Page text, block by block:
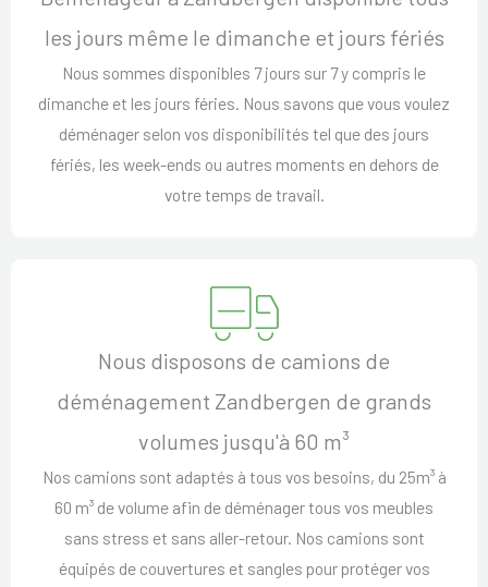
les jours même le dimanche et jours fériés
Nous sommes disponibles 7 jours sur 7 y compris le
dimanche et les jours féries. Nous savons que vous voulez
déménager selon vos disponibilités tel que des jours
fériés, les week-ends ou autres moments en dehors de
votre temps de travail.
Nous disposons de camions de
déménagement Zandbergen de grands
volumes jusqu'à 60 m³
Nos camions sont adaptés à tous vos besoins, du 25m³ à
60 m³ de volume afin de déménager tous vos meubles
sans stress et sans aller-retour. Nos camions sont
équipés de couvertures et sangles pour protéger vos